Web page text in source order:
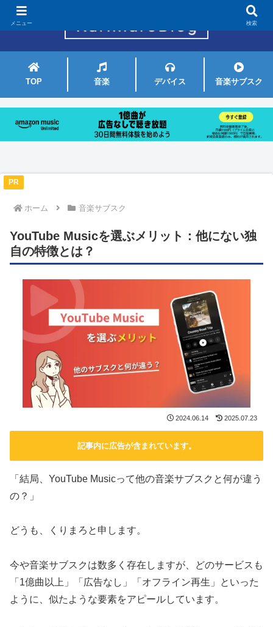
TOP 音楽 デバイス 音楽サブスク
PR
ホーム 音楽サブスク
YouTube Musicを選ぶメリット：他にない独
自の特徴とは？
2024.06.14 2025.07.23
記事内に広告が含まれています。
「結局、YouTube Musicって他の音楽サブスクと何が違う
の？」
どうも、くりまろと申します。
今や音楽サブスクは数多く存在しますが、どのサービスも
「1億曲以上」「広告なし」「オフライン再生」といった
ように、似たような要素をアピールしています。
メニュー 検索